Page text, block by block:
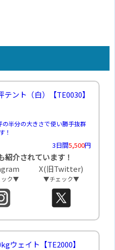
テント（白） 【TE0030】
の半分の大きさで使い勝手抜群
！
3日間5,500円
紹介されています！
ク▼
X(旧Twitter)
▼チェック▼
ウェイト 【TE2000】